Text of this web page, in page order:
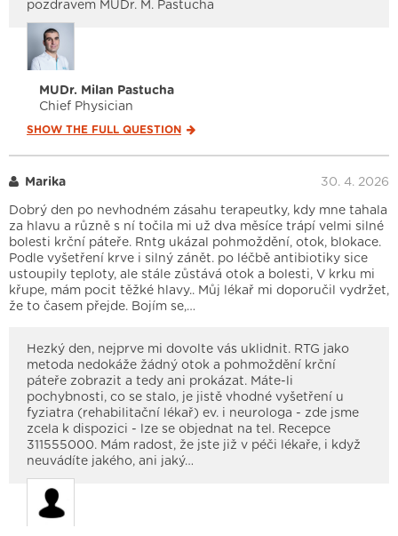
pozdravem MUDr. M. Pastucha
MUDr. Milan Pastucha
Chief Physician
SHOW THE FULL QUESTION
Marika 30. 4. 2026
Dobrý den po nevhodném zásahu terapeutky, kdy mne tahala
za hlavu a různě s ní točila mi už dva měsíce trápí velmi silné
bolesti krční páteře. Rntg ukázal pohmoždění, otok, blokace.
Podle vyšetření krve i silný zánět. po léčbě antibiotiky sice
ustoupily teploty, ale stále zůstává otok a bolesti, V krku mi
křupe, mám pocit těžké hlavy.. Můj lékař mi doporučil vydržet,
že to časem přejde. Bojím se,…
Hezký den, nejprve mi dovolte vás uklidnit. RTG jako
metoda nedokáže žádný otok a pohmoždění krční
páteře zobrazit a tedy ani prokázat. Máte-li
pochybnosti, co se stalo, je jistě vhodné vyšetření u
fyziatra (rehabilitační lékař) ev. i neurologa - zde jsme
zcela k dispozici - lze se objednat na tel. Recepce
311555000. Mám radost, že jste již v péči lékaře, i když
neuvádíte jakého, ani jaký…